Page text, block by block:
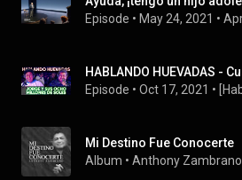
Episode • May 24, 2021 •
Episode • Oct 17, 2021 •
Mi Destino Fue Conocerte
Album • Anthony Zambrano